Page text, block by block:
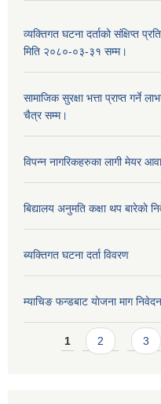
व्यक्तिगत घटना दर्ताको संक्षिप्त
मिति २०८०-०३-३१ सम्म।
सामाजिक सुरक्षा भत्ता प्राप्त
चैत्र सम्म।
विपन्न नागरिकहरुका लागी मेयर
बिद्यालय अनुमति कक्षा थप बारेकाे
ब्यक्तिगत घटना दर्ता विवरण
म्याचिङ फन्डबाट याेजना माग
Pages
1 2 3